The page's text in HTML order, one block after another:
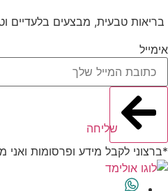
בריאות טבעית, מבצעים בלעדיים
אימייל
שליחה
*ברצוני לקבל מידע ופרסומות ואני